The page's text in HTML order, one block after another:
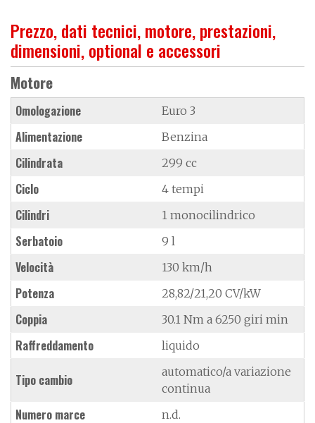
Prezzo, dati tecnici, motore, prestazioni,
dimensioni, optional e accessori
Motore
Omologazione Euro 3
Alimentazione Benzina
Cilindrata 299 cc
Ciclo 4 tempi
Cilindri 1 monocilindrico
Serbatoio 9 l
Velocità 130 km/h
Potenza 28,82/21,20 CV/kW
Coppia 30.1 Nm a 6250 giri min
Raffreddamento liquido
Tipo cambio
automatico/a variazione
continua
Numero marce n.d.